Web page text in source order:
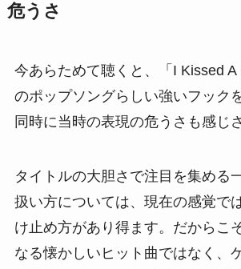
危うさ
今あらためて聴くと、「I Kissed
のポップソングらしい強いフック
同時に当時の表現の危うさも感じ
タイトルの大胆さで注目を集める
扱い方については、現在の感覚で
け止め方があり得ます。だからこ
なる懐かしいヒット曲ではなく、